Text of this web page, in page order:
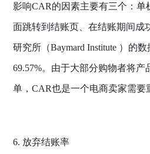
影响CAR的因素主要有三个：单
面跳转到结账页、在结账期间成
研究所（Baymard Institute ）的
69.57%。由于大部分购物者将
单，CAR也是一个电商卖家需要
6. 放弃结账率